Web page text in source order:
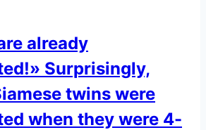
может
не
вернуться
домой
already
Surprisingly,
twins were
when they were 4-